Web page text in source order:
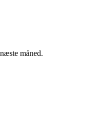
måned.